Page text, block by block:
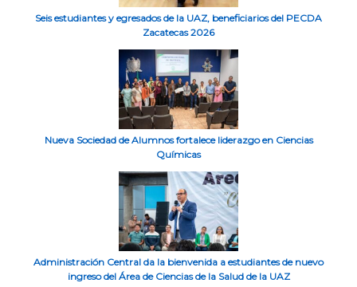
Seis estudiantes y egresados de la UAZ, beneficiarios del PECDA
Zacatecas 2026
Nueva Sociedad de Alumnos fortalece liderazgo en Ciencias
Químicas
Administración Central da la bienvenida a estudiantes de nuevo
ingreso del Área de Ciencias de la Salud de la UAZ